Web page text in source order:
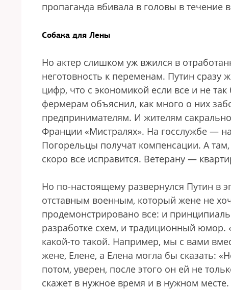
пропаганда вбивала в головы в течение
Собака для Лены
Но актер слишком уж вжился в
неготовность к переменам. Путин
цифр, что с экономикой если все и не
фермерам объяснил, как много о них
предпринимателям. И жителям
Франции «Мистралях». На госслужбе —
Погорельцы получат компенсации. А
скоро все исправится. Ветерану —
Но по-настоящему развернулся Путин в
отставным военным, который жене не
продемонстрировано все: и
разработке схем, и традиционный
какой-то такой. Например, мы с вами
жене, Елене, а Елена могла бы сказать:
потом, уверен, после этого он ей не
скажет в нужное время и в нужном